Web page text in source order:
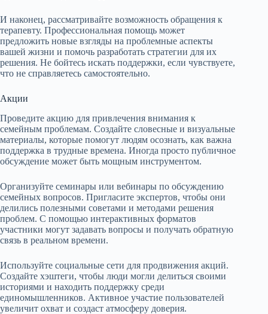
И наконец, рассматривайте возможность обращения к
терапевту. Профессиональная помощь может
предложить новые взгляды на проблемные аспекты
вашей жизни и помочь разработать стратегии для их
решения. Не бойтесь искать поддержки, если чувствуете,
что не справляетесь самостоятельно.
Акции
Проведите акцию для привлечения внимания к
семейным проблемам. Создайте словесные и визуальные
материалы, которые помогут людям осознать, как важна
поддержка в трудные времена. Иногда просто публичное
обсуждение может быть мощным инструментом.
Организуйте семинары или вебинары по обсуждению
семейных вопросов. Пригласите экспертов, чтобы они
делились полезными советами и методами решения
проблем. С помощью интерактивных форматов
участники могут задавать вопросы и получать обратную
связь в реальном времени.
Используйте социальные сети для продвижения акций.
Создайте хэштеги, чтобы люди могли делиться своими
историями и находить поддержку среди
единомышленников. Активное участие пользователей
увеличит охват и создаст атмосферу доверия.